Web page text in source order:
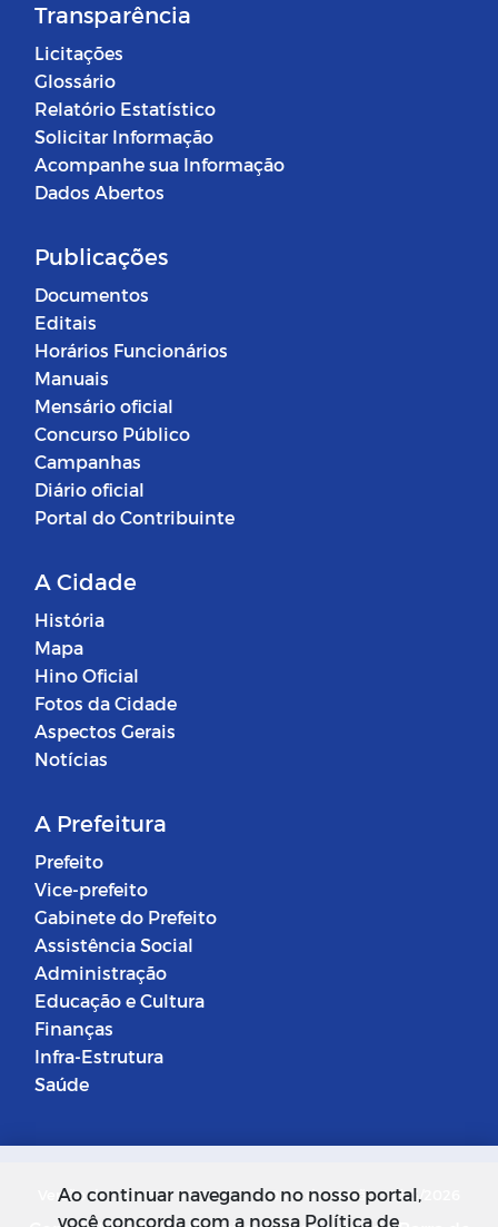
Transparência
Licitações
Glossário
Relatório Estatístico
Solicitar Informação
Acompanhe sua Informação
Dados Abertos
Publicações
Documentos
Editais
Horários Funcionários
Manuais
Mensário oficial
Concurso Público
Campanhas
Diário oficial
Portal do Contribuinte
A Cidade
História
Mapa
Hino Oficial
Fotos da Cidade
Aspectos Gerais
Notícias
A Prefeitura
Prefeito
Vice-prefeito
Gabinete do Prefeito
Assistência Social
Administração
Educação e Cultura
Finanças
Infra-Estrutura
Saúde
Versão do Sistema: 5.0.268 Data da Versão: 18/03/2026
Ao continuar navegando no nosso portal,
você concorda com a nossa Política de